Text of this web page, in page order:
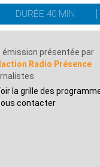
DURÉE 40 MIN
émission présentée par
Radio Présence
la grille des
contacter